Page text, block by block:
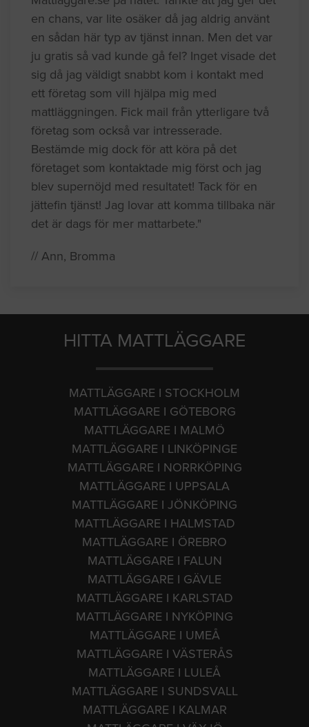
en chans, var lite osäker då jag aldrig använt
en sådan här typ av tjänst innan. Men det var
ju gratis så vad kunde gå fel? Inget visade det
sig då jag väldigt snabbt kom i kontakt med
ett företag som vill hjälpa mig med
mattläggningen. Fick mail från ytterligare två
företag som också var intresserade.
Bestämde mig dock för att köra på det
företaget som kontaktade mig först och jag
blev supernöjd med resultatet! Tack för en
jättefin tjänst! Jag lovar att komma tillbaka när
det är dags för mer mattarbete."
// Ann, Bromma
HITTA MATTLÄGGARE
MATTLÄGGARE I STOCKHOLM
MATTLÄGGARE I GÖTEBORG
MATTLÄGGARE I MALMÖ
MATTLÄGGARE I LINKÖPINGE
MATTLÄGGARE I NORRKÖPING
MATTLÄGGARE I UPPSALA
MATTLÄGGARE I JÖNKÖPING
MATTLÄGGARE I HALMSTAD
MATTLÄGGARE I ÖREBRO
MATTLÄGGARE I FALUN
MATTLÄGGARE I GÄVLE
MATTLÄGGARE I KARLSTAD
MATTLÄGGARE I NYKÖPING
MATTLÄGGARE I UMEÅ
MATTLÄGGARE I VÄSTERÅS
MATTLÄGGARE I LULEÅ
MATTLÄGGARE I SUNDSVALL
MATTLÄGGARE I KALMAR